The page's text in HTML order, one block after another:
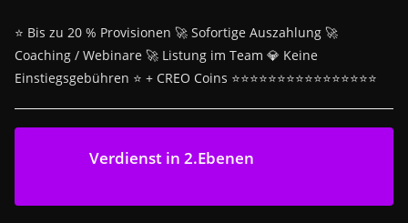
⭐ Bis zu 20 % Provisionen 🚀 Sofortige Auszahlung 🚀
Coaching / Webinare 🚀 Listung im Team 💎 Keine
Einstiegsgebühren ⭐ + CREO Coins ⭐⭐⭐⭐⭐⭐⭐⭐⭐⭐⭐⭐⭐⭐⭐⭐
Verdienst in 2.Ebenen